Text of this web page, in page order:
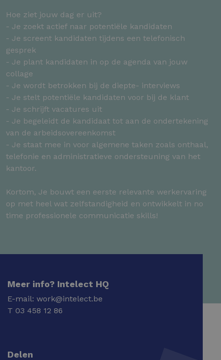
Hoe ziet jouw dag er uit?
- Je zoekt actief naar potentiële kandidaten
- Je screent kandidaten tijdens een telefonisch
gesprek
- Je plant kandidaten in op de agenda van jouw
collage
- Je wordt betrokken bij de diepte- interviews
- Je stelt potentiële kandidaten voor bij de klant
- Je schrijft vacatures uit
- Je begeleidt de kandidaat tot aan de ondertekening
van de arbeidsovereenkomst
- Je staat mee in voor algemene taken zoals onthaal,
telefonie en administratieve ondersteuning van het
kantoor.
Kortom, Je bouwt een eerste relevante werkervaring
op met heel wat zelfstandigheid en ontwikkelt in no
time professionele communicatie skills!
Meer info? Intelect HQ
E-mail: work@intelect.be
T 03 458 12 86
Delen